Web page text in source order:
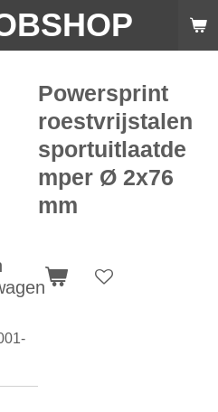
BSHOP
Powersprint
roestvrijstalen
sportuitlaatde
mper Ø 2x76
mm